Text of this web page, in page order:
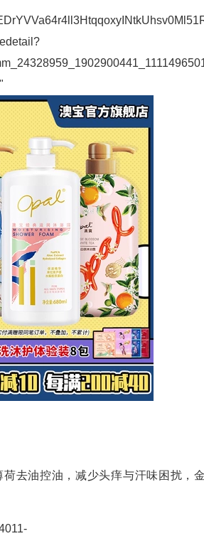
去油控油，减少头痒与汗味困扰，